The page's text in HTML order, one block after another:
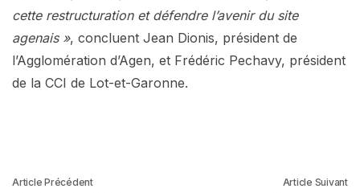
cette restructuration et défendre l’avenir du site
agenais », concluent Jean Dionis, président de
l’Agglomération d’Agen, et Frédéric Pechavy, président
de la CCI de Lot-et-Garonne.
Article Précédent Article Suivant